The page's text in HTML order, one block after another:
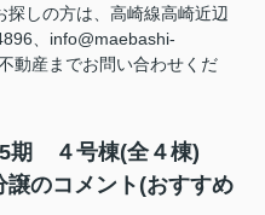
探しの方は、高崎線高崎近辺
、info@maebashi-
動産までお問い合わせくだ
期 ４号棟(全４棟)
のコメント(おすすめ